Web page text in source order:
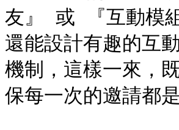
友』 或 『互動模
還能設計有趣的互
機制，這樣一來，
保每一次的邀請都